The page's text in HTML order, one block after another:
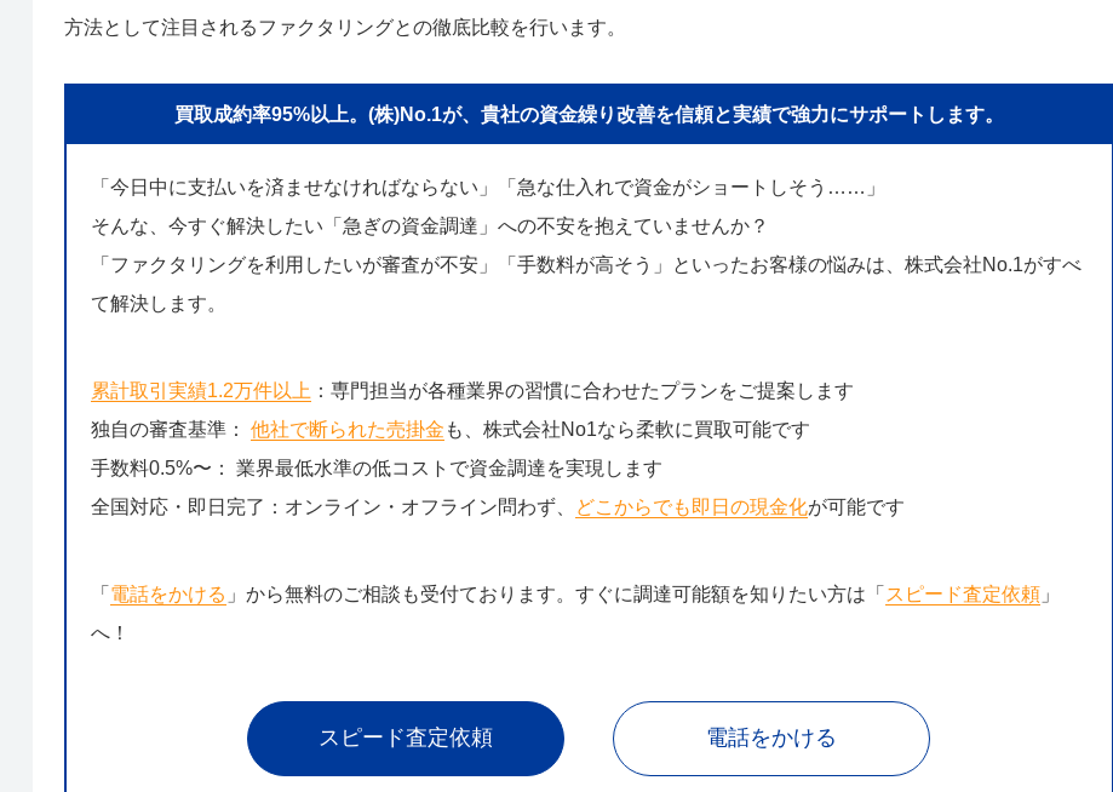
方法として注目されるファクタリングとの徹底比較を行います。
買取成約率95%以上。(株)No.1が、貴社の資金繰り改善を信頼と実績で強力にサポートします。
「今日中に支払いを済ませなければならない」「急な仕入れで資金がショートしそう……」
そんな、今すぐ解決したい「急ぎの資金調達」への不安を抱えていませんか？
「ファクタリングを利用したいが審査が不安」「手数料が高そう」といったお客様の悩みは、株式会社No.1がすべ
て解決します。
累計取引実績1.2万件以上 ：専門担当が各種業界の習慣に合わせたプランをご提案します
独自の審査基準： 他社で断られた売掛金 も、株式会社No1なら柔軟に買取可能です
手数料0.5%〜： 業界最低水準の低コストで資金調達を実現します
全国対応・即日完了：オンライン・オフライン問わず、
どこからでも即日の現金化が可能です
「 電話をかける 」から無料のご相談も受付ております。すぐに調達可能額を知りたい方は「 スピード査定依頼」
へ！
スピード査定依頼 電話をかける